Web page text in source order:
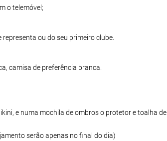
o telemóvel;
ou do seu primeiro clube.
camisa de preferência branca.
e numa mochila de ombros o protetor e toalha de
serão apenas no final do dia)